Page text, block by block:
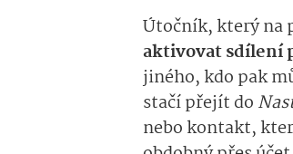
Útočník, který na
aktivovat sdílení
jiného, kdo pak
stačí přejít do
nebo kontakt,